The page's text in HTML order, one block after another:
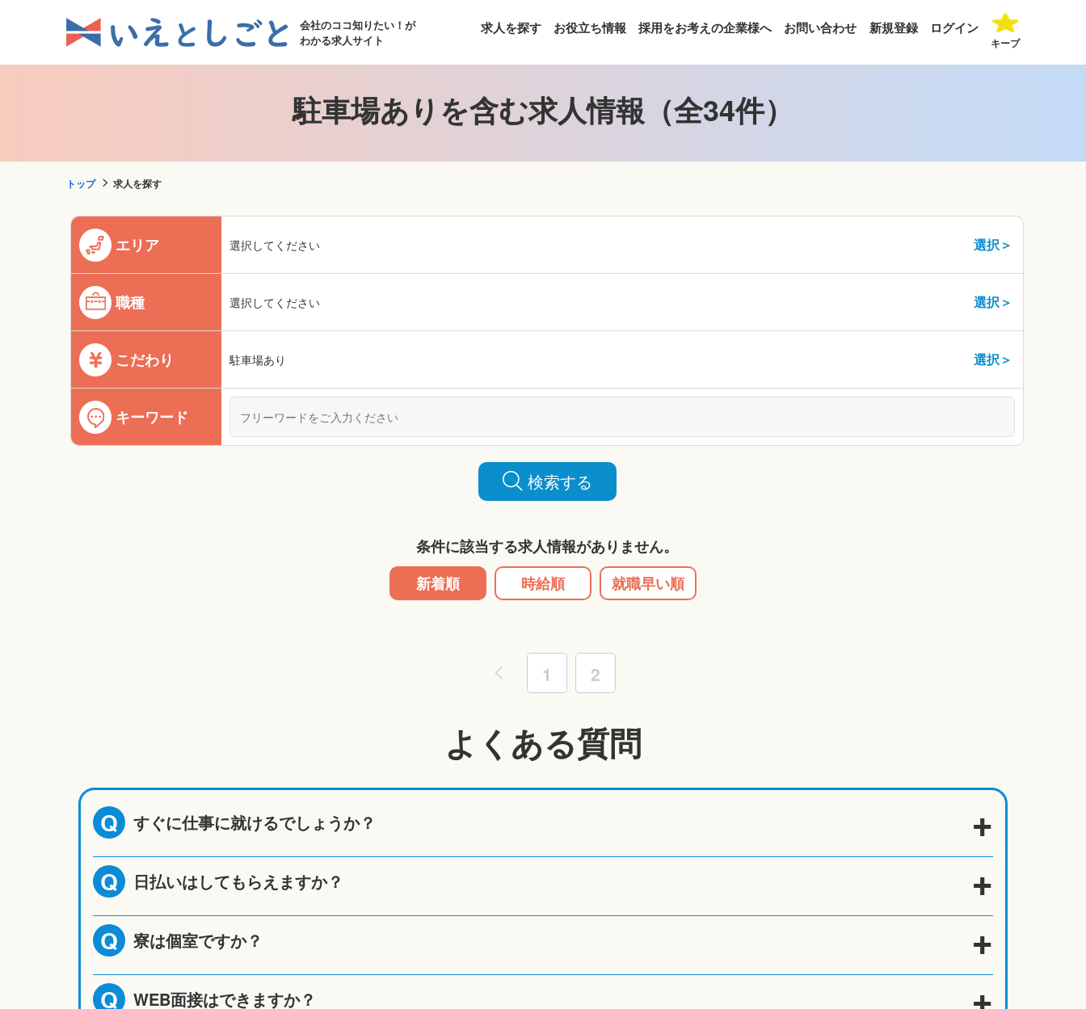
会社のココ知りたい！が
わかる求人サイト
求人を探す お役立ち情報 採用をお考えの企業様へ お問い合わせ 新規登録 ログイン
キープ
駐車場ありを含む求人情報（全34件）
トップ 求人を探す
エリア 選択してください 選択＞
職種 選択してください 選択＞
こだわり 駐車場あり 選択＞
キーワード
検索する
条件に該当する求人情報がありません。
新着順
時給順 就職早い順
1 2
よくある質問
Q すぐに仕事に就けるでしょうか？
Q 日払いはしてもらえますか？
Q 寮は個室ですか？
Q WEB面接はできますか？